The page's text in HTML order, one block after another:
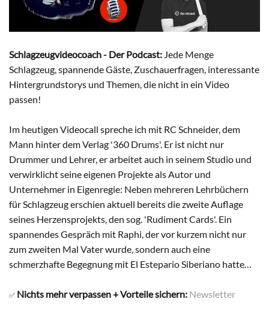
Schlagzeugvideocoach - Der Podcast: Jede Menge
Schlagzeug, spannende Gäste, Zuschauerfragen, interessante
Hintergrundstorys und Themen, die nicht in ein Video
passen!
Im heutigen Videocall spreche ich mit RC Schneider, dem
Mann hinter dem Verlag '360 Drums'. Er ist nicht nur
Drummer und Lehrer, er arbeitet auch in seinem Studio und
verwirklicht seine eigenen Projekte als Autor und
Unternehmer in Eigenregie: Neben mehreren Lehrbüchern
für Schlagzeug erschien aktuell bereits die zweite Auflage
seines Herzensprojekts, den sog. 'Rudiment Cards'. Ein
spannendes Gespräch mit Raphi, der vor kurzem nicht nur
zum zweiten Mal Vater wurde, sondern auch eine
schmerzhafte Begegnung mit El Estepario Siberiano hatte…
✅ Nichts mehr verpassen + Vorteile sichern: Newsletter